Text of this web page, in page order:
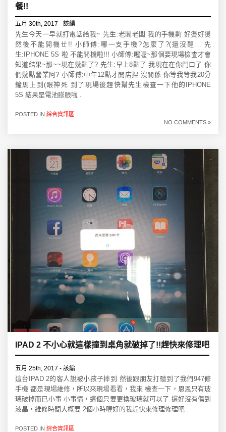
餐!!
五月 30th, 2017 - 該編
先生今天一早就打電話給我~ 先生:老闆老闆 我的手機齁 好燙好燙
然後不能開機ㄝ!! 小師傅:哪一支手機?怎麼了?(還沒醒… 先
生:IPHONE 5S 啦 不能開機啦!!! 小師傅:喔喔~那個要現場檢查才會
知道結果~那~~現在幾點了? 先生:早上8點了 我現在在你門口了 你
們幾點營業阿? 小師傅:中午12點才開店捏 沒關係 你等我等我20分
鐘馬上到(眼神死 到了現場後趕快幫先生檢查一下他的IPHONE
5S 結果是電池膨脹啦 .
POSTED IN 綜合資訊區
NO COMMENTS »
IPAD 2 不小心就這樣撞到桌角就破掉了!!趕快來修理吧
五月 25th, 2017 - 該編
這台IPAD 2的客人說被小孩子摔到 然後跟朋友打聽到了我們947修
手機 都是現場維修，所以來現場看看，我來 檢查一下，恩恩只有玻
璃破掉而已小事 小事情，這個只要更換玻璃就可以了 還好沒有傷到
液晶，維修時間大概要 2個小時喔好的我趕快來修理修理吧 .
POSTED IN 綜合資訊區